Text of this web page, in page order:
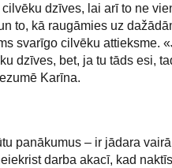
dzīves, lai arī to ne
to, kā raugāmies uz
svarīgo cilvēku attieksme.
dzīves, bet, ja tu tāds esi,
Karīna.
panākumus – ir jādara
darba akacī, kad